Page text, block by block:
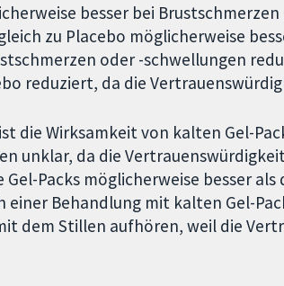
besser bei
zu Placebo möglicherweise
oder -schwellungen
reduziert, da die
die Wirksamkeit von kalten Gel-
unklar, da die
Packs möglicherweise besser
einer Behandlung mit kalten Gel-
dem Stillen aufhören, weil die